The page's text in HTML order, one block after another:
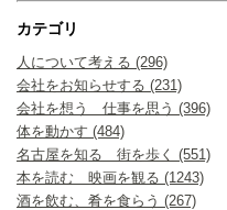
カテゴリ
人について考える (296)
会社をお知らせする (231)
会社を想う 仕事を思う (396)
体を動かす (484)
名古屋を知る 街を歩く (551)
本を読む 映画を観る (1243)
酒を飲む、肴を食らう (267)